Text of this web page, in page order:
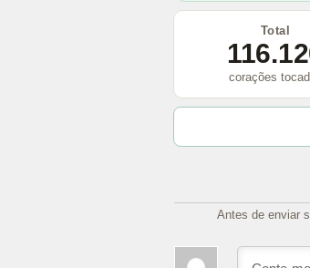
Total
corações
Antes de enviar